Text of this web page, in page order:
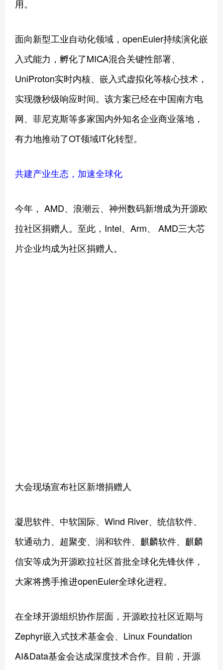
用。
面向新型工业自动化领域，openEuler持续演化嵌
入式能力，孵化了MICA混合关键性部署、
UniProton实时内核、嵌入式虚拟化等核心技术，
实现微秒级响应时间。该方案已经在中国南方电
网、菲尼克斯等多家国内外知名企业商业落地，
有力地推动了OT领域IT化转型。
共建产业生态，加速全球化
今年， AMD、浪潮云、神州数码新增成为开源欧
拉社区捐赠人。至此，Intel、Arm、 AMD三大芯
片企业均成为社区捐赠人。
大会现场宣布社区新增捐赠人
凝思软件、中软国际、Wind River、统信软件、
软通动力、超聚变、润和软件、麒麟软件、麒麟
信安等成为开源欧拉社区首批全球化先锋伙伴，
大家将携手推进openEuler全球化进程。
在全球开源组织协作层面，开源欧拉社区近期与
Zephyr嵌入式技术基金会、Linux Foundation
AI&Data基金会达成深度技术合作。目前，开源